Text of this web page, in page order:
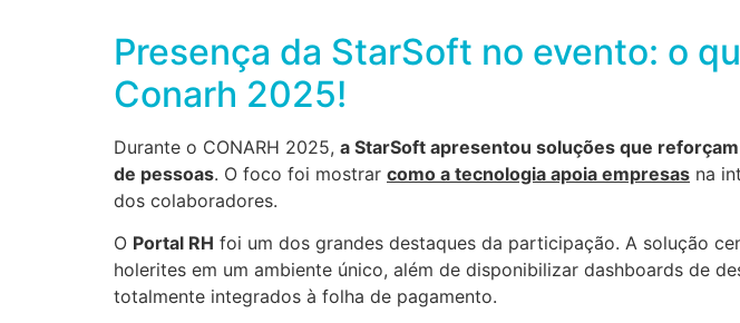
Presença da StarSoft no evento: o
Conarh 2025!
Durante o CONARH 2025, a StarSoft apresentou soluções que
de pessoas. O foco foi mostrar como a tecnologia apoia empresas na
dos colaboradores.
O Portal RH foi um dos grandes destaques da participação. A solução
holerites em um ambiente único, além de disponibilizar dashboards de
totalmente integrados à folha de pagamento.